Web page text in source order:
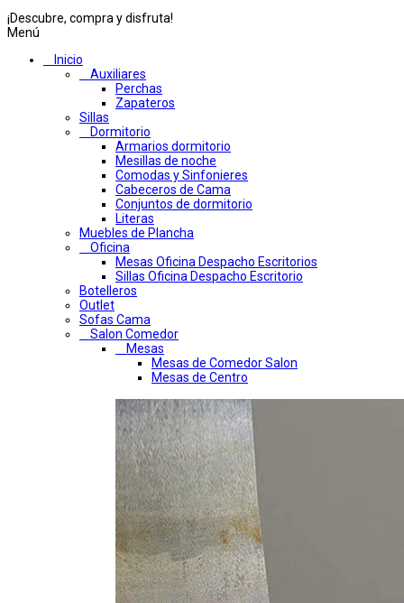
¡Descubre, compra y disfruta!
Menú
Inicio
Auxiliares
Perchas
Zapateros
Sillas
Dormitorio
Armarios dormitorio
Mesillas de noche
Comodas y Sinfonieres
Cabeceros de Cama
Conjuntos de dormitorio
Literas
Muebles de Plancha
Oficina
Mesas Oficina Despacho Escritorios
Sillas Oficina Despacho Escritorio
Botelleros
Outlet
Sofas Cama
Salon Comedor
Mesas
Mesas de Comedor Salon
Mesas de Centro